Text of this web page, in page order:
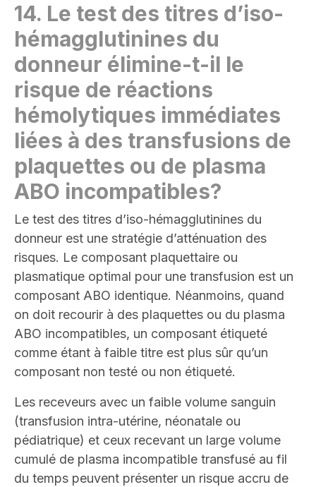
14. Le test des titres d’iso-
hémagglutinines du
donneur élimine-t-il le
risque de réactions
hémolytiques immédiates
liées à des transfusions de
plaquettes ou de plasma
ABO incompatibles?
Le test des titres d’iso-hémagglutinines du
donneur est une stratégie d’atténuation des
risques. Le composant plaquettaire ou
plasmatique optimal pour une transfusion est un
composant ABO identique. Néanmoins, quand
on doit recourir à des plaquettes ou du plasma
ABO incompatibles, un composant étiqueté
comme étant à faible titre est plus sûr qu’un
composant non testé ou non étiqueté.
Les receveurs avec un faible volume sanguin
(transfusion intra-utérine, néonatale ou
pédiatrique) et ceux recevant un large volume
cumulé de plasma incompatible transfusé au fil
du temps peuvent présenter un risque accru de